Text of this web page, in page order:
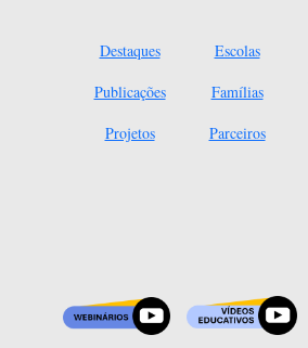
Destaques
Publicações
Projetos
Escolas
Famílias
Parceiros